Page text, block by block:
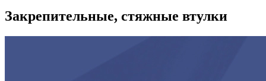
Закрепительные, стяжные втулки